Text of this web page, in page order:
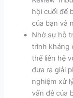
hội cuối để
của bạn và
Nhờ sự hỗ
trình kháng
thể liên hệ
đưa ra giải
nghiệm xử
vấn đề của